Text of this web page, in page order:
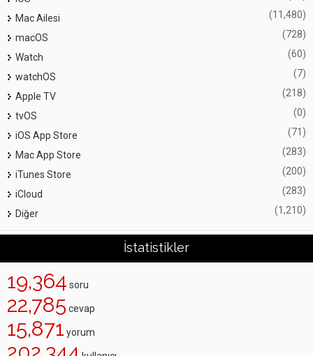
Mac Ailesi (11,480)
macOS (728)
Watch (60)
watchOS (7)
Apple TV (218)
tvOS (0)
iOS App Store (71)
Mac App Store (283)
iTunes Store (200)
iCloud (283)
Diğer (1,210)
İstatistikler
19,364 soru
22,785 cevap
15,871 yorum